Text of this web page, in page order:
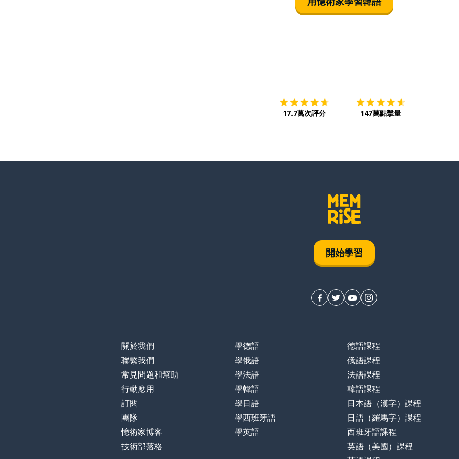
17.7萬次評分 147萬點擊量
開始學習
關於我們
聯繫我們
常見問題和幫助
行動應用
訂閱
團隊
憶術家博客
技術部落格
學德語
學俄語
學法語
學韓語
學日語
學西班牙語
學英語
德語課程
俄語課程
法語課程
韓語課程
日本語（漢字）課程
日語（羅馬字）課程
西班牙語課程
英語（美國）課程